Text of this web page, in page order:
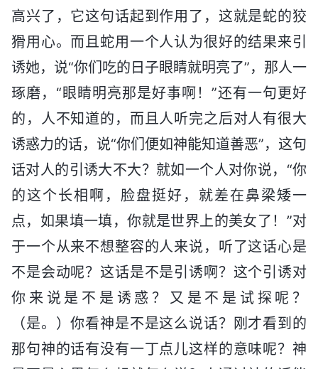
高兴了，它这句话起到作用了，这就是蛇的狡
猾用心。而且蛇用一个人认为很好的结果来引
诱她，说“你们吃的日子眼睛就明亮了”，那人一
琢磨，“眼睛明亮那是好事啊！”还有一句更好
的，人不知道的，而且人听完之后对人有很大
诱惑力的话，说“你们便如神能知道善恶”，这句
话对人的引诱大不大？就如一个人对你说，“你
的这个长相啊，脸盘挺好，就差在鼻梁矮一
点，如果填一填，你就是世界上的美女了！”对
于一个从来不想整容的人来说，听了这话心是
不是会动呢？这话是不是引诱啊？这个引诱对
你来说是不是诱惑？又是不是试探呢？
（是。）你看神是不是这么说话？刚才看到的
那句神的话有没有一丁点儿这样的意味呢？神